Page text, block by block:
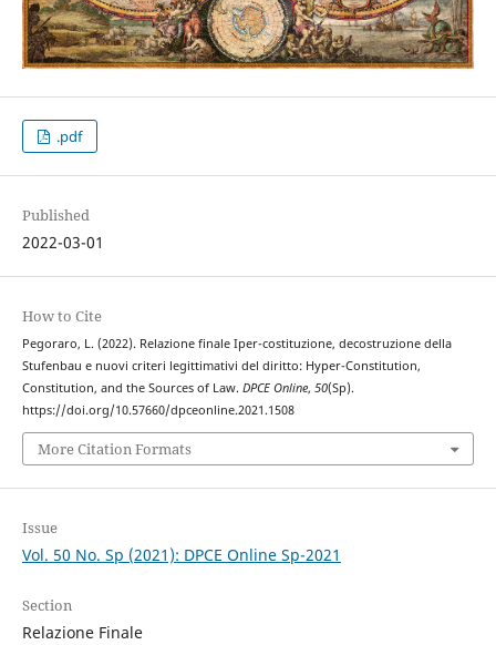
.pdf
Published
2022-03-01
How to Cite
Pegoraro, L. (2022). Relazione finale Iper-costituzione, decostruzione della
Stufenbau e nuovi criteri legittimativi del diritto: Hyper-Constitution,
Constitution, and the Sources of Law. DPCE Online, 50(Sp).
https://doi.org/10.57660/dpceonline.2021.1508
More Citation Formats
Issue
Vol. 50 No. Sp (2021): DPCE Online Sp-2021
Section
Relazione Finale